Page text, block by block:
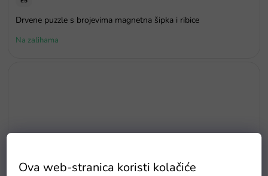
Ova web-stranica koristi kolačiće
Drvene puzzle s brojevima magnetna šipka i ribice
Na zalihama